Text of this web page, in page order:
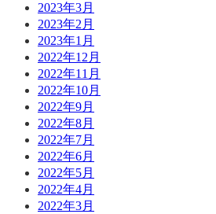
2023年3月
2023年2月
2023年1月
2022年12月
2022年11月
2022年10月
2022年9月
2022年8月
2022年7月
2022年6月
2022年5月
2022年4月
2022年3月